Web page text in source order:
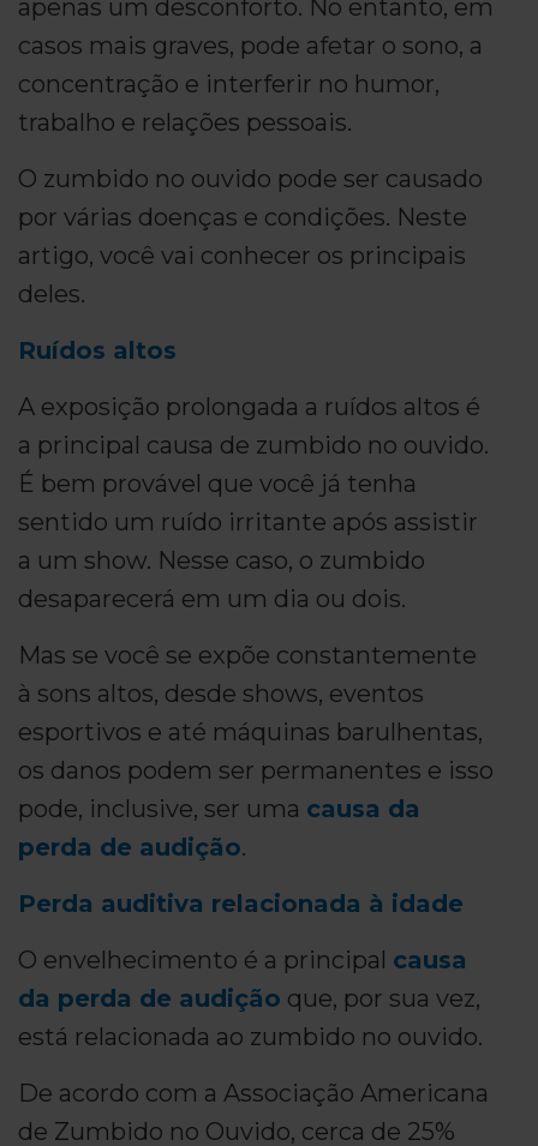
apenas um desconforto. No entanto, em
casos mais graves, pode afetar o sono, a
concentração e interferir no humor,
trabalho e relações pessoais.
O zumbido no ouvido pode ser causado
por várias doenças e condições. Neste
artigo, você vai conhecer os principais
deles.
Ruídos altos
A exposição prolongada a ruídos altos é
a principal causa de zumbido no ouvido.
É bem provável que você já tenha
sentido um ruído irritante após assistir
a um show. Nesse caso, o zumbido
desaparecerá em um dia ou dois.
Mas se você se expõe constantemente
à sons altos, desde shows, eventos
esportivos e até máquinas barulhentas,
os danos podem ser permanentes e isso
pode, inclusive, ser uma causa da
perda de audição.
Perda auditiva relacionada à idade
O envelhecimento é a principal causa
da perda de audição que, por sua vez,
está relacionada ao zumbido no ouvido.
De acordo com a Associação Americana
de Zumbido no Ouvido, cerca de 25%